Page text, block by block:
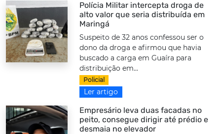
Polícia Militar intercepta droga de
alto valor que seria distribuída em
Maringá
Suspeito de 32 anos confessou ser o
dono da droga e afirmou que havia
buscado a carga em Guaíra para
distribuição em...
Policial
Ler artigo
Empresário leva duas facadas no
peito, consegue dirigir até prédio e
desmaia no elevador